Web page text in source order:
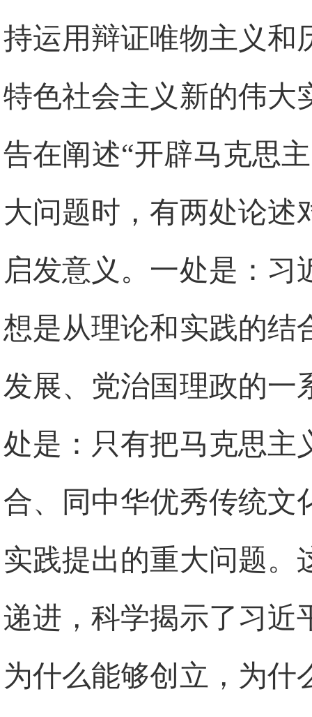
持运用辩证唯物主义和
特色社会主义新的伟大
告在阐述“开辟马克思
大问题时，有两处论述
启发意义。一处是：习
想是从理论和实践的结
发展、党治国理政的一
处是：只有把马克思主
合、同中华优秀传统文
实践提出的重大问题。
递进，科学揭示了习近
为什么能够创立，为什